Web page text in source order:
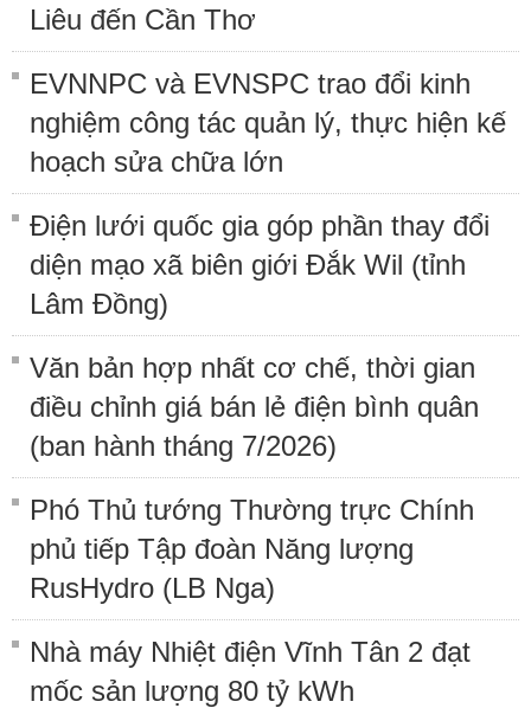
Liêu đến Cần Thơ
EVNNPC và EVNSPC trao đổi kinh
nghiệm công tác quản lý, thực hiện kế
hoạch sửa chữa lớn
Điện lưới quốc gia góp phần thay đổi
diện mạo xã biên giới Đắk Wil (tỉnh
Lâm Đồng)
Văn bản hợp nhất cơ chế, thời gian
điều chỉnh giá bán lẻ điện bình quân
(ban hành tháng 7/2026)
Phó Thủ tướng Thường trực Chính
phủ tiếp Tập đoàn Năng lượng
RusHydro (LB Nga)
Nhà máy Nhiệt điện Vĩnh Tân 2 đạt
mốc sản lượng 80 tỷ kWh